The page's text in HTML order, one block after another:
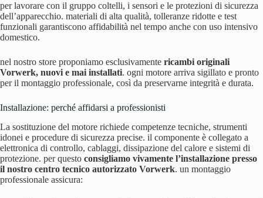
per lavorare con il gruppo coltelli, i sensori e le protezioni di sicurezza
dell’apparecchio. materiali di alta qualità, tolleranze ridotte e test
funzionali garantiscono affidabilità nel tempo anche con uso intensivo
domestico.
nel nostro store proponiamo esclusivamente ricambi originali
Vorwerk, nuovi e mai installati. ogni motore arriva sigillato e pronto
per il montaggio professionale, così da preservarne integrità e durata.
Installazione: perché affidarsi a professionisti
La sostituzione del motore richiede competenze tecniche, strumenti
idonei e procedure di sicurezza precise. il componente è collegato a
elettronica di controllo, cablaggi, dissipazione del calore e sistemi di
protezione. per questo consigliamo vivamente l’installazione presso
il nostro centro tecnico autorizzato Vorwerk. un montaggio
professionale assicura: